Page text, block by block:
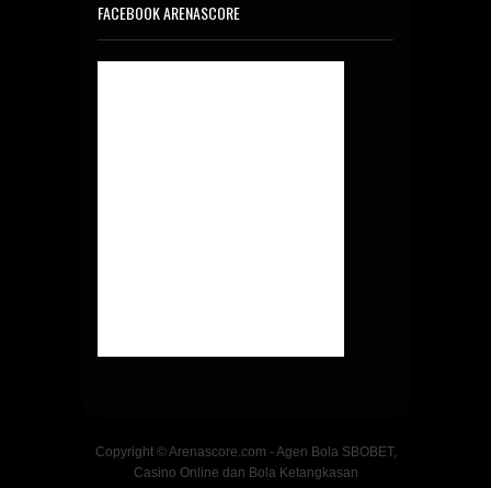
FACEBOOK ARENASCORE
Copyright © Arenascore.com - Agen Bola SBOBET,
Casino Online dan Bola Ketangkasan